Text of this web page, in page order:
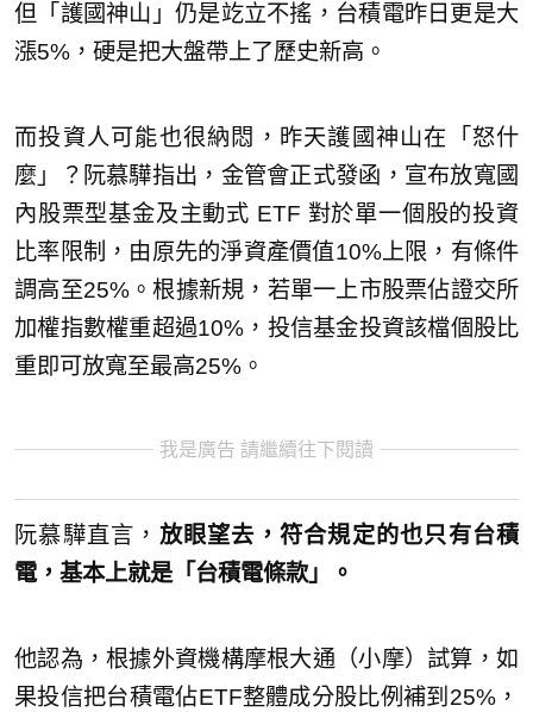
但「護國神山」仍是䇄立不搖，台積電昨日更是大
漲5%，硬是把大盤帶上了歷史新高。
而投資人可能也很納悶，昨天護國神山在「怒什
麼」？阮慕驊指出，金管會正式發函，宣布放寬國
內股票型基金及主動式 ETF 對於單一個股的投資
比率限制，由原先的淨資產價值10%上限，有條件
調高至25%。根據新規，若單一上市股票佔證交所
加權指數權重超過10%，投信基金投資該檔個股比
重即可放寬至最高25%。
我是廣告 請繼續往下閱讀
阮慕驊直言， 放眼望去，符合規定的也只有台積
電，基本上就是「台積電條款」。
他認為，根據外資機構摩根大通（小摩）試算，如
果投信把台積電佔ETF整體成分股比例補到25%，